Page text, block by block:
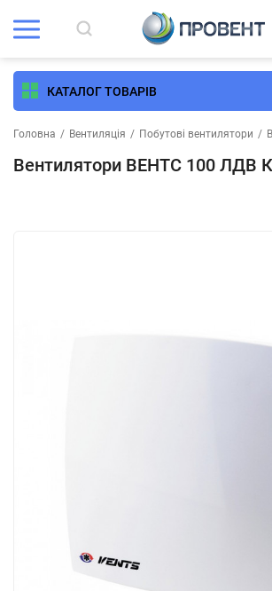
КАТАЛОГ ТОВАРІВ
Головна / Вентиляція / Побутові вентилятори /
Вентилятори ВЕНТС 100 ЛДВ К